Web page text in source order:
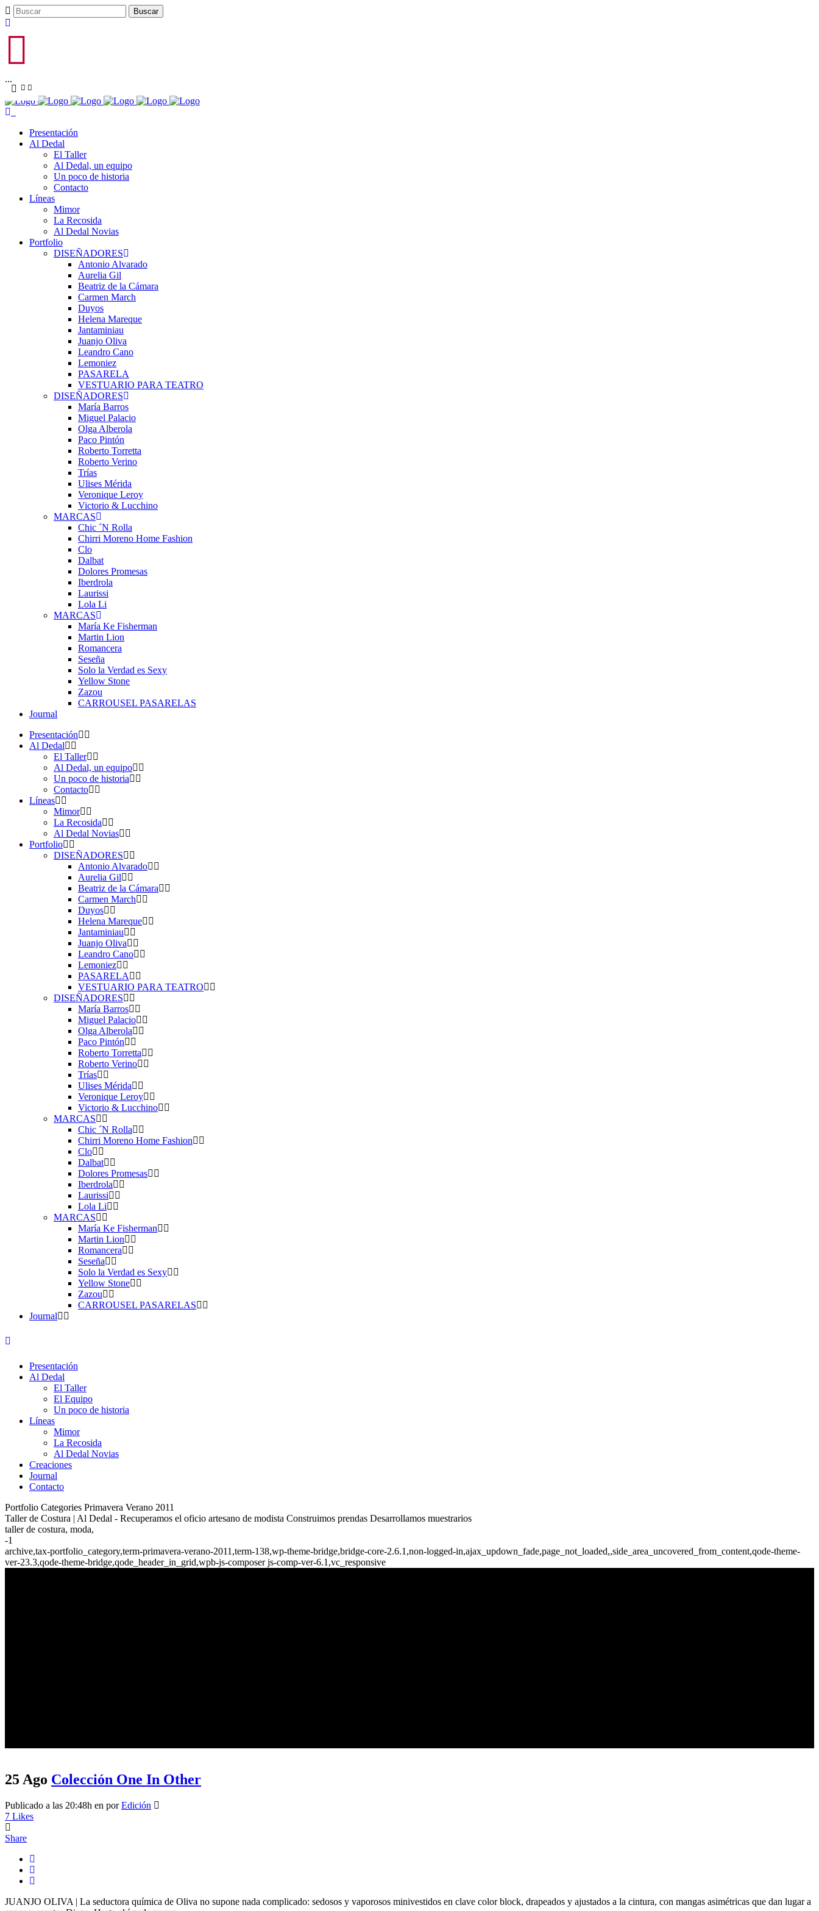
...
Presentación
Al Dedal
El Taller
Al Dedal, un equipo
Un poco de historia
Contacto
Líneas
Mimor
La Recosida
Al Dedal Novias
Portfolio
DISEÑADORES
Antonio Alvarado
Aurelia Gil
Beatriz de la Cámara
Carmen March
Duyos
Helena Mareque
Jantaminiau
Juanjo Oliva
Leandro Cano
Lemoniez
PASARELA
VESTUARIO PARA TEATRO
DISEÑADORES
María Barros
Miguel Palacio
Olga Alberola
Paco Pintón
Roberto Torretta
Roberto Verino
Trías
Ulises Mérida
Veronique Leroy
Victorio & Lucchino
MARCAS
Chic ´N Rolla
Chirri Moreno Home Fashion
Clo
Dalbat
Dolores Promesas
Iberdrola
Laurissi
Lola Li
MARCAS
María Ke Fisherman
Martin Lion
Romancera
Seseña
Solo la Verdad es Sexy
Yellow Stone
Zazou
CARROUSEL PASARELAS
Journal
Presentación
Al Dedal
El Taller
Al Dedal, un equipo
Un poco de historia
Contacto
Líneas
Mimor
La Recosida
Al Dedal Novias
Portfolio
DISEÑADORES
Antonio Alvarado
Aurelia Gil
Beatriz de la Cámara
Carmen March
Duyos
Helena Mareque
Jantaminiau
Juanjo Oliva
Leandro Cano
Lemoniez
PASARELA
VESTUARIO PARA TEATRO
DISEÑADORES
María Barros
Miguel Palacio
Olga Alberola
Paco Pintón
Roberto Torretta
Roberto Verino
Trías
Ulises Mérida
Veronique Leroy
Victorio & Lucchino
MARCAS
Chic ´N Rolla
Chirri Moreno Home Fashion
Clo
Dalbat
Dolores Promesas
Iberdrola
Laurissi
Lola Li
MARCAS
María Ke Fisherman
Martin Lion
Romancera
Seseña
Solo la Verdad es Sexy
Yellow Stone
Zazou
CARROUSEL PASARELAS
Journal
Presentación
Al Dedal
El Taller
El Equipo
Un poco de historia
Líneas
Mimor
La Recosida
Al Dedal Novias
Creaciones
Journal
Contacto
Portfolio Categories Primavera Verano 2011
Taller de Costura | Al Dedal - Recuperamos el oficio artesano de modista Construimos prendas Desarrollamos muestrarios
taller de costura, moda,
-1
archive,tax-portfolio_category,term-primavera-verano-2011,term-138,wp-theme-bridge,bridge-core-2.6.1,non-logged-in,ajax_updown_fade,page_not_loaded,,side_area_uncovered_from_content,qode-theme-
ver-23.3,qode-theme-bridge,qode_header_in_grid,wpb-js-composer js-comp-ver-6.1,vc_responsive
25 Ago Colección One In Other
Publicado a las 20:48h en porEdición
7 Likes
Share
JUANJO OLIVA | La seductora química de Oliva no supone nada complicado: sedosos y vaporosos minivestidos en clave color block, drapeados y ajustados a la cintura, con mangas asimétricas que dan lugar a